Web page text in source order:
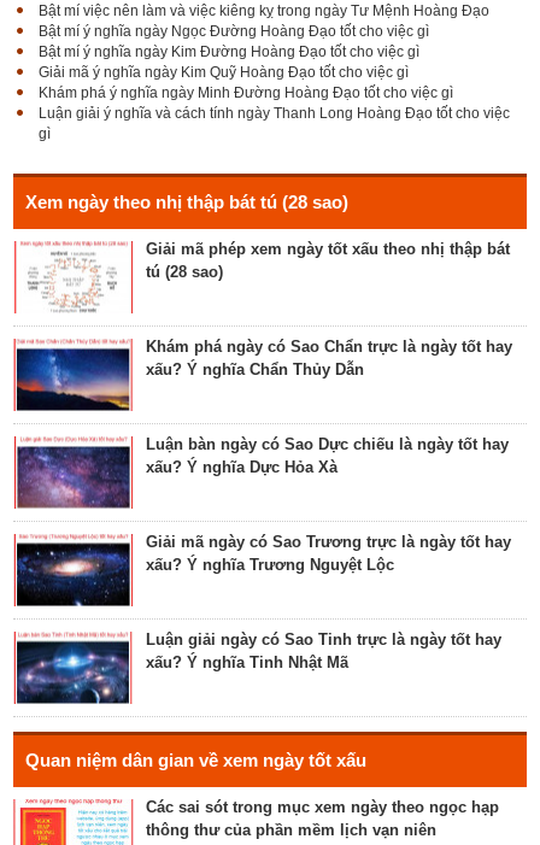
Bật mí việc nên làm và việc kiêng kỵ trong ngày Tư Mệnh Hoàng Đạo
Bật mí ý nghĩa ngày Ngọc Đường Hoàng Đạo tốt cho việc gì
Bật mí ý nghĩa ngày Kim Đường Hoàng Đạo tốt cho việc gì
Giải mã ý nghĩa ngày Kim Quỹ Hoàng Đạo tốt cho việc gì
Khám phá ý nghĩa ngày Minh Đường Hoàng Đạo tốt cho việc gì
Luận giải ý nghĩa và cách tính ngày Thanh Long Hoàng Đạo tốt cho việc
gì
Xem ngày theo nhị thập bát tú (28 sao)
Giải mã Sao Cang tốt hay xấu – Tính chất và ý
nghĩa Cang Kim long
nghĩa Giác Mộc Giao
Giải mã phép xem ngày tốt xấu theo nhị thập bát
tú (28 sao)
Khám phá ngày có Sao Chẩn trực là ngày tốt hay
xấu? Ý nghĩa Chẩn Thủy Dẫn
Luận bàn ngày có Sao Dực chiếu là ngày tốt hay
xấu? Ý nghĩa Dực Hỏa Xà
Giải mã ngày có Sao Trương trực là ngày tốt hay
xấu? Ý nghĩa Trương Nguyệt Lộc
Luận giải ngày có Sao Tinh trực là ngày tốt hay
xấu? Ý nghĩa Tinh Nhật Mã
Hé lộ ngày có Sao Liễu trực là ngày tốt hay xấu? Ý
nghĩa Liễu Thổ Chương
Luận bàn ngày có Sao Quỷ chiếu là ngày tốt hay
Quan niệm dân gian về xem ngày tốt xấu
hôn nhân, xuất hành, chữa bệnh
phúc, cầu tự, cầu thọ, cầu tài lộc
lễ cưới, khởi công, tu tạo nhà cửa
cho tế lễ, cầu phúc
cho xuất hành, giao dịch, cầu tài lộc
Các sai sót trong mục xem ngày theo ngọc hạp
thông thư của phần mềm lịch vạn niên